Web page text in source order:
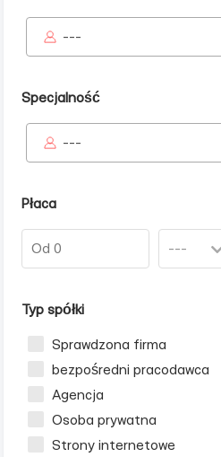
---
Specjalność
---
Płaca
Typ spółki
Sprawdzona firma
bezpośredni pracodawca
Agencja
Osoba prywatna
Strony internetowe